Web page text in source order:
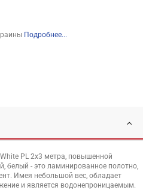
Подробнее...
PL 2х3 метра, повышенной
белый - это ламинированное полотно,
Имея небольшой вес, обладает
и является водонепроницаемым.